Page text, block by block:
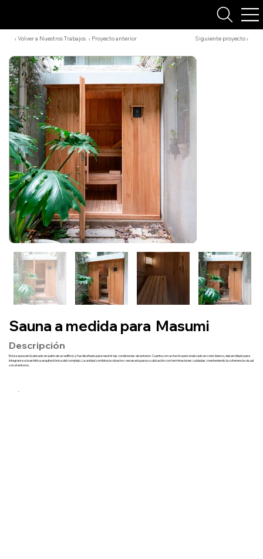
Siguiente proyecto ›
‹ Volver a Nuestros Trabajos ‹ Proyecto anterior
Sauna a medida para Masumi
Descripción
Este sauna está ubicado en patio de un edificio y fue diseñado para resistir las condiciones de exterior. Cuenta con un techo personalizado en color blanco, desarrollado para
integrarse a la estética arquitectónica del complejo. La unidad combina la robustez necesaria para su ubicación con terminaciones cuidadas, manteniendo la coherencia visual
con el entorno.